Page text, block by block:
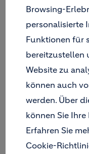
entsteht eine der
das Schwimmbad
wurde im Mai
„Krønasår”. Die
180 Millionen
große Resort-
Am 28. November
Bau der
Mittelsäule aus
87 Meter – in
Dachbinder ist 84
Browsing-
personalisierte
Funktionen für
bereitzustellen
Website zu
können auch
werden. Über
können Sie
Erfahren Sie
Cookie-